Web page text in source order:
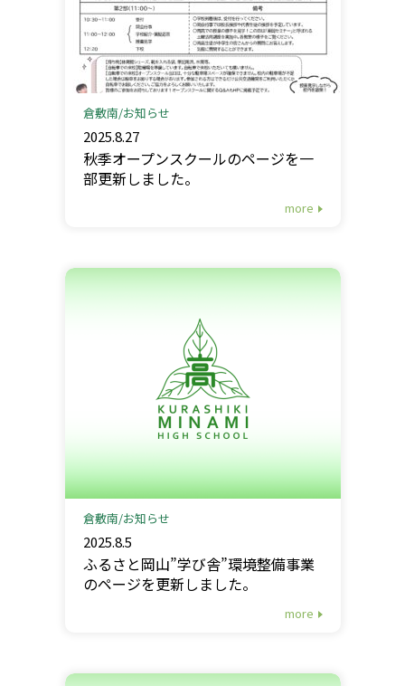
倉敷南 お知らせ
2025.8.27
秋季オープンスクールのページを一
部更新しました。
more
倉敷南 お知らせ
2025.8.5
ふるさと岡山”学び舎”環境整備事業
のページを更新しました。
more